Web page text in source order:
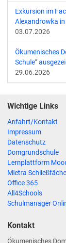
Exkursion im
Alexandrowka
03.07.2026
Ökumenisches
Schule“
29.06.2026
Wichtige Links
Anfahrt/Kontakt
Impressum
Datenschutz
Domgrundschule
Lernplattform
Mietra
Office 365
All4Schools
Schulmanager
Kontakt
Ökumenisches